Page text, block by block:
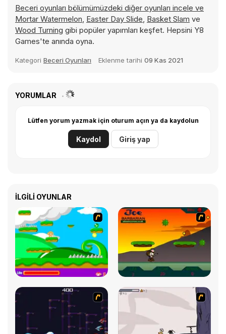
Beceri oyunları bölümümüzdeki diğer oyunları incele ve
Mortar Watermelon, Easter Day Slide, Basket Slam ve
Wood Turning gibi popüler yapımları keşfet. Hepsini Y8
Games'te anında oyna.
Kategori Beceri Oyunları Eklenme tarihi 09 Kas 2021
YORUMLAR
Lütfen yorum yazmak için oturum açın ya da kaydolun
Kaydol Giriş yap
İLGILI OYUNLAR